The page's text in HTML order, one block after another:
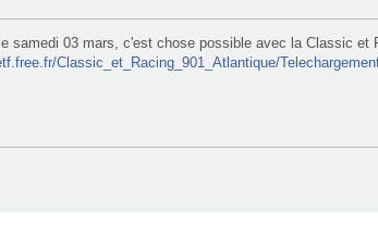
samedi 03 mars, c'est chose possible avec la Classic et
Classic_et_Racing_901_Atlantique/